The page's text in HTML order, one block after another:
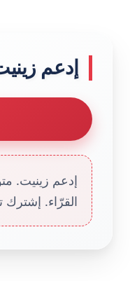
إدعم
إدعم زينيت.
القرّاء. إشترك